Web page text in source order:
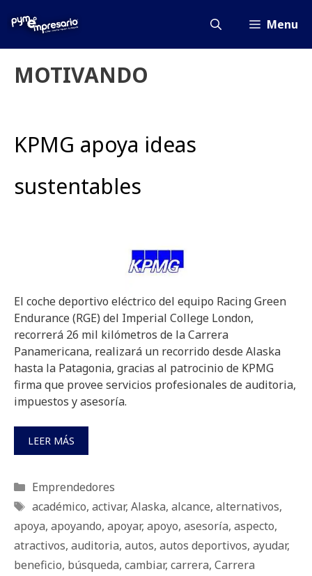
Menu
MOTIVANDO
KPMG apoya ideas
sustentables
El coche deportivo eléctrico del equipo Racing Green
Endurance (RGE) del Imperial College London,
recorrerá 26 mil kilómetros de la Carrera
Panamericana, realizará un recorrido desde Alaska
hasta la Patagonia, gracias al patrocinio de KPMG
firma que provee servicios profesionales de auditoria,
impuestos y asesoría.
LEER MÁS
Categorías
Emprendedores
Etiquetas
académico, activar, Alaska, alcance, alternativos,
apoya, apoyando, apoyar, apoyo, asesoría, aspecto,
atractivos, auditoria, autos, autos deportivos, ayudar,
beneficio, búsqueda, cambiar, carrera, Carrera